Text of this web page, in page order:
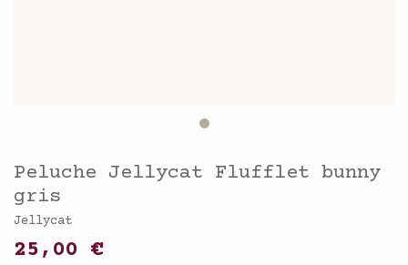
Peluche Jellycat Flufflet bunny
gris
Jellycat
25,00 €